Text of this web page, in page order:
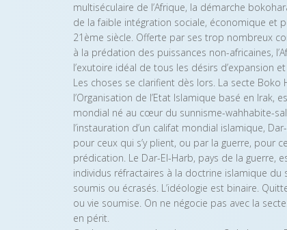
multiséculaire de l’Afrique, la démarche
de la faible intégration sociale, économique et
21ème siècle. Offerte par ses trop nombreux
à la prédation des puissances non-africaines,
l’exutoire idéal de tous les désirs d’expansion
Les choses se clarifient dès lors. La secte
l’Organisation de l’Etat Islamique basé en Irak,
mondial né au cœur du sunnisme-wahhabite-
l’instauration d’un califat mondial islamique,
pour ceux qui s’y plient, ou par la guerre, pour
prédication. Le Dar-El-Harb, pays de la guerre,
individus réfractaires à la doctrine islamique du
soumis ou écrasés. L’idéologie est binaire.
ou vie soumise. On ne négocie pas avec la
en périt.